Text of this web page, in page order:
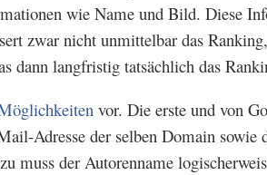
wie Name und Bild. Diese
zwar nicht unmittelbar das
dann langfristig tatsächlich das
vor. Die erste und von
Adresse der selben Domain sowie
muss der Autorenname